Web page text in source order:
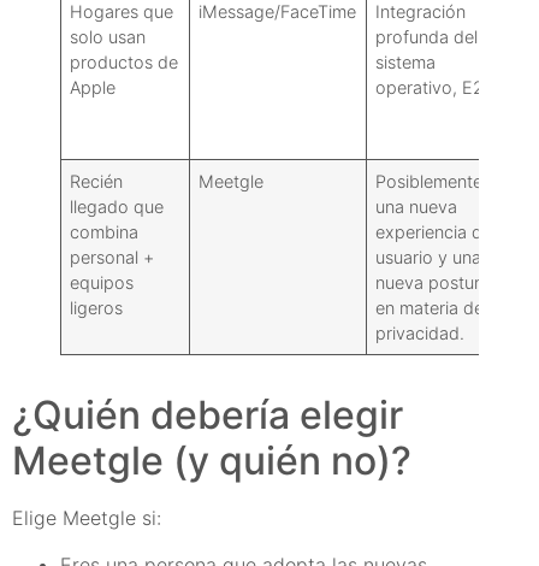
Hogares que
solo usan
productos de
Apple
iMessage/FaceTime
Integración
profunda del
sistema
operativo, E2EE
Recién
llegado que
combina
personal +
equipos
ligeros
Meetgle
Posiblemente
una nueva
experiencia de
usuario y una
nueva postura
en materia de
privacidad.
¿Quién debería elegir
Meetgle (y quién no)?
Elige Meetgle si: